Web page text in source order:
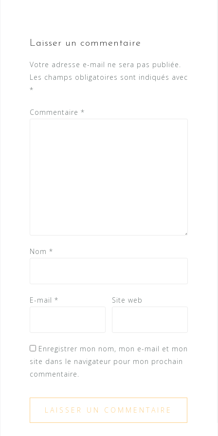
Laisser un commentaire
Votre adresse e-mail ne sera pas publiée.
Les champs obligatoires sont indiqués avec
*
Commentaire *
Nom *
E-mail * Site web
Enregistrer mon nom, mon e-mail et mon
site dans le navigateur pour mon prochain
commentaire.